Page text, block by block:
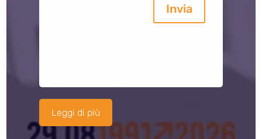
Invia
Leggi di più